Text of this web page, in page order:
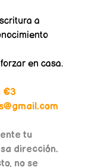
a
en casa.
€3
tu
dirección.
no se